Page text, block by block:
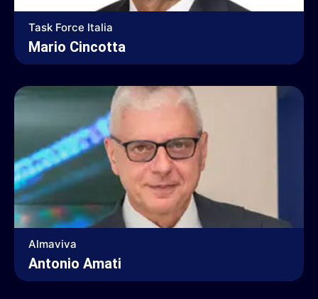
Task Force Italia
Mario Cincotta
Almaviva
Antonio Amati